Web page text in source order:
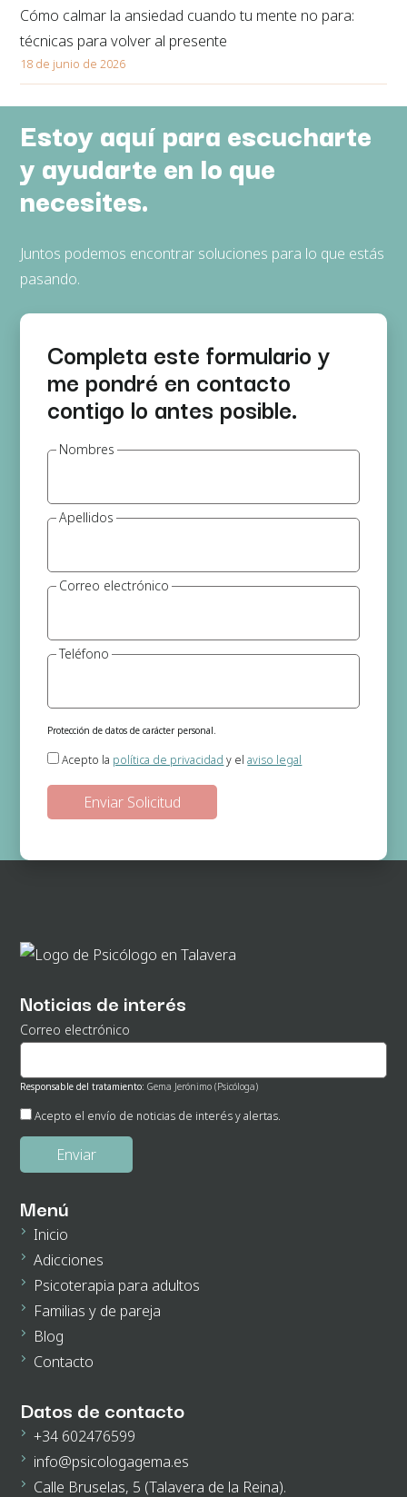
Cómo calmar la ansiedad cuando tu mente no para:
técnicas para volver al presente
18 de junio de 2026
Estoy aquí para escucharte
y ayudarte en lo que
necesites.
Juntos podemos encontrar soluciones para lo que estás
pasando.
Completa este formulario y
me pondré en contacto
contigo lo antes posible.
Nombres
Apellidos
Correo electrónico
Teléfono
Protección de datos de carácter personal.
Finalidad:Gestión de las solicitudes de información que se realizan a
Legitimación:
En base a su consentimiento el cual nos otorga al
seleccionar las casillas.
Derechos:Podrá ejercitar los derechos de acceso, rectificación, supresión,
Acepto la política de privacidad y elaviso legal
Noticias de interés
Correo electrónico
Responsable del tratamiento: Gema Jerónimo (Psicóloga)
Legitimación:Su consentimiento el cual nos otorga al seleccionar las casillas.
Destinatarios de los datos:No existe ninguna cesión de datos prevista, salvo obligación
Derechos:
Podrá ejercitar los derechos de acceso, rectificación, supresión, oposición,
información.
Acepto el envío de noticias de interés y alertas.
Menú
Inicio
Adicciones
Psicoterapia para adultos
Familias y de pareja
Blog
Contacto
Datos de contacto
+34 602476599
info@psicologagema.es
Calle Bruselas, 5 (Talavera de la Reina).